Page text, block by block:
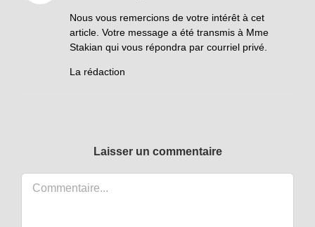
Nous vous remercions de votre intérêt à cet
article. Votre message a été transmis à Mme
Stakian qui vous répondra par courriel privé.
La rédaction
Laisser un commentaire
Commentaire